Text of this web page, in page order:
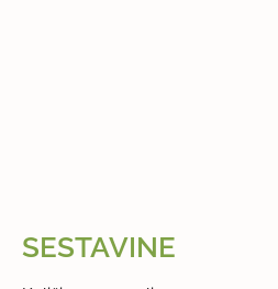
SESTAVINE